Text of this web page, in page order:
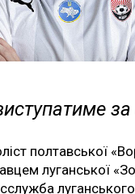
полтавської
луганської
луганського